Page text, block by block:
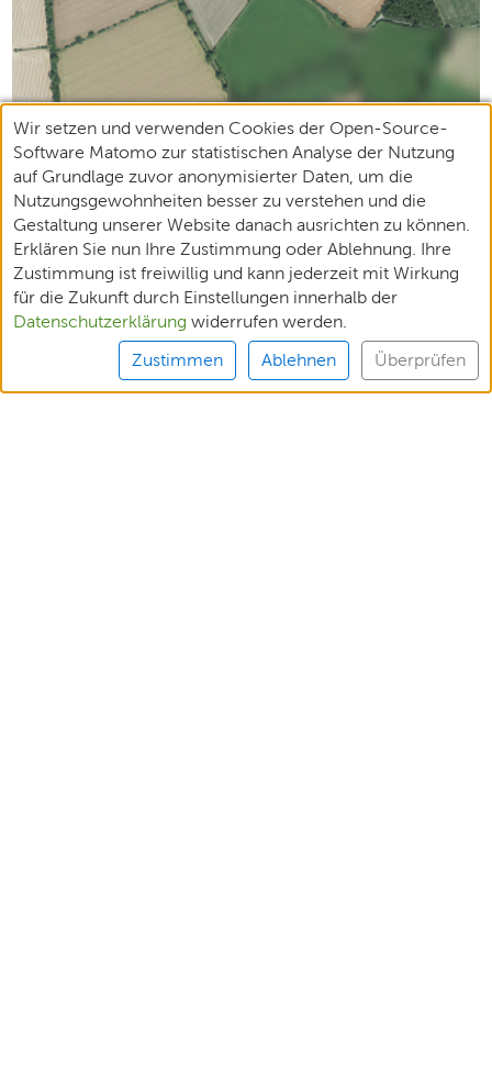
Wir setzen und verwenden Cookies der Open-Source-
Software Matomo zur statistischen Analyse der Nutzung
auf Grundlage zuvor anonymisierter Daten, um die
Nutzungsgewohnheiten besser zu verstehen und die
Gestaltung unserer Website danach ausrichten zu können.
Erklären Sie nun Ihre Zustimmung oder Ablehnung. Ihre
Zustimmung ist freiwillig und kann jederzeit mit Wirkung
für die Zukunft durch Einstellungen innerhalb der
Datenschutzerklärung widerrufen werden.
Zustimmen Ablehnen Überprüfen